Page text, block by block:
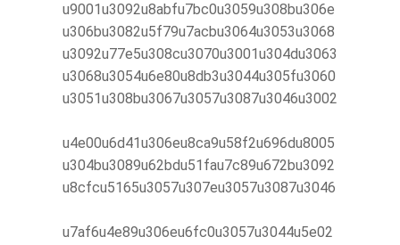
u9001u3092u8abfu7bc0u3059u308bu306e
u306bu3082u5f79u7acbu3064u3053u3068
u3092u77e5u308cu3070u3001u304du3063
u3068u3054u6e80u8db3u3044u305fu3060
u3051u308bu3067u3057u3087u3046u3002
u4e00u6d41u306eu8ca9u58f2u696du8005
u304bu3089u62bdu51fau7c89u672bu3092
u8cfcu5165u3057u307eu3057u3087u3046
u7af6u4e89u306eu6fc0u3057u3044u5e02